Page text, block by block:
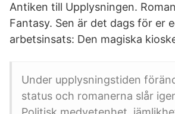
Antiken till Upplysningen.
Fantasy. Sen är det dags för er
arbetsinsats: Den magiska
Under upplysningstiden
status och romanerna slår